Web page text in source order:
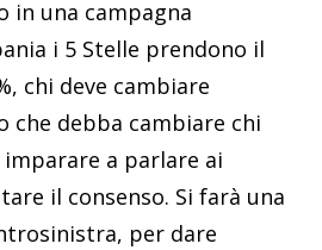
in una campagna
i 5 Stelle prendono il
chi deve cambiare
che debba cambiare chi
imparare a parlare ai
il consenso. Si farà una
per dare